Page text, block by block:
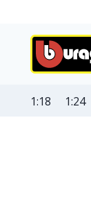
1:18 1:24